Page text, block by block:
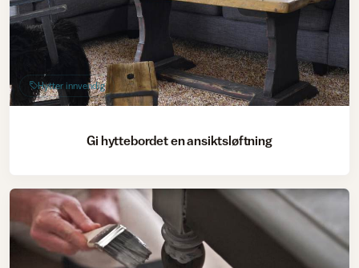
Hytter innvendig
Gi hyttebordet en ansiktsløftning